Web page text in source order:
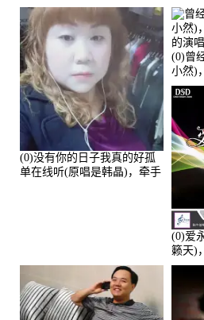
播:36次
(0)没有你的日子我真的好孤
单在线听(原唱是韩晶)，牵手
(0)曾
小然)
的演
(0)爱
籁天)
离]演